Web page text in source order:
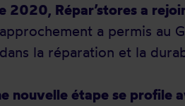
2020, Répar’stores a
a permis au
la réparation et la
nouvelle étape se profile